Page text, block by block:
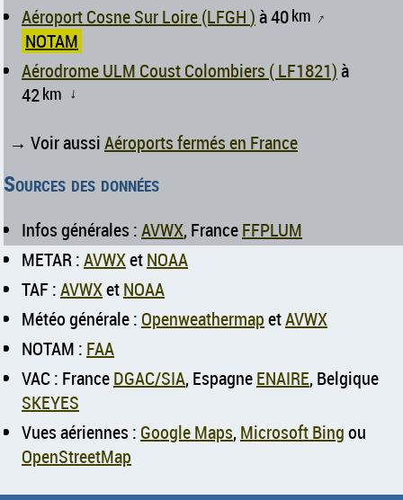
Aéroport Cosne Sur Loire (LFGH )à 40km ↑
NOTAM
Aérodrome ULM Coust Colombiers ( LF1821)à
42km ↑
→ Voir aussiAéroports fermés en France
Sources des données
Infos générales :AVWX, FranceFFPLUM
METAR :AVWXetNOAA
TAF :AVWXetNOAA
Météo générale : OpenweathermapetAVWX
NOTAM : FAA
VAC : FranceDGAC/SIA, EspagneENAIRE, Belgique
SKEYES
Vues aériennes : Google Maps,Microsoft Bingou
OpenStreetMap